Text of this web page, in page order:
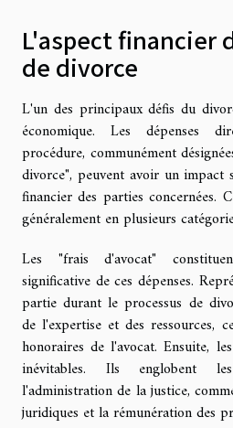
L'aspect financier
de divorce
L'un des principaux défis du
économique. Les dépenses
procédure, communément
divorce", peuvent avoir un
financier des parties concernées.
généralement en plusieurs
Les "frais d'avocat"
significative de ces dépenses.
partie durant le processus de
de l'expertise et des ressources,
honoraires de l'avocat. Ensuite,
inévitables. Ils englobent
l'administration de la justice,
juridiques et la rémunération des